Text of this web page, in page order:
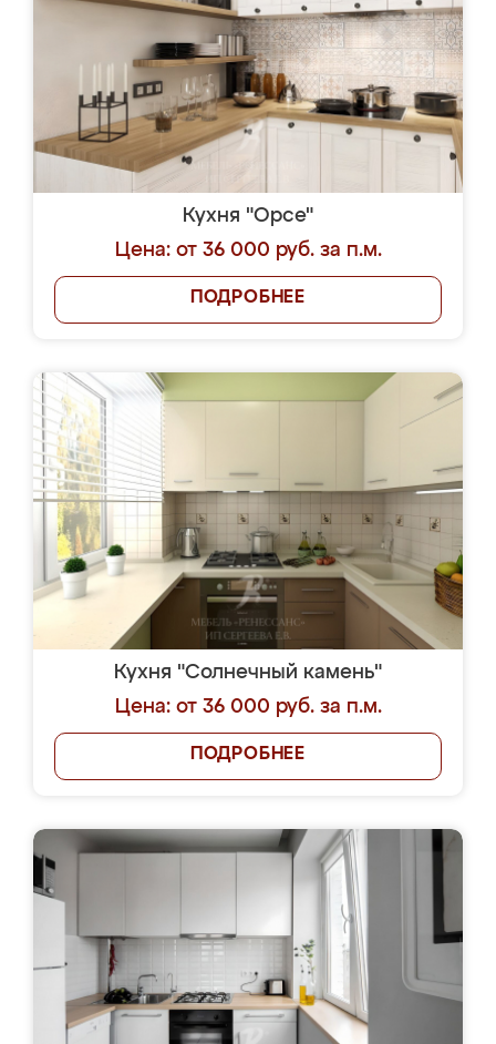
Кухня "Орсе"
Цена: от 36 000 руб. за п.м.
ПОДРОБНЕЕ
Кухня "Солнечный камень"
Цена: от 36 000 руб. за п.м.
ПОДРОБНЕЕ